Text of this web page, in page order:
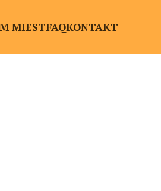
MIESTFAQKONTAKT